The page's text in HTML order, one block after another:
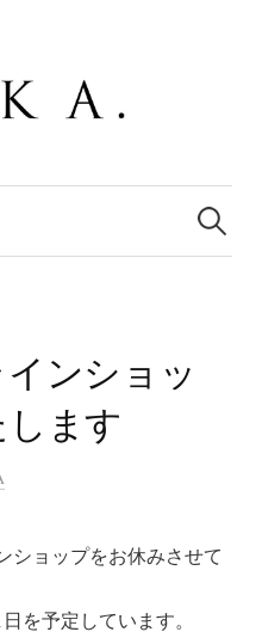
検
索:
ンショッ
ます
ショップをお休みさせて
を予定しています。